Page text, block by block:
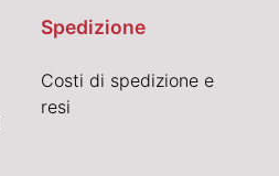
Spedizione
Costi di spedizione e
resi